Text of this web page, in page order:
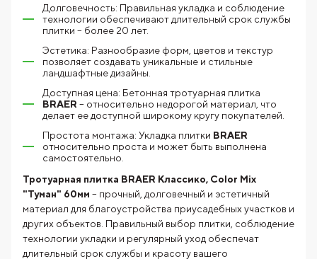
Долговечность: Правильная укладка и соблюдение
технологии обеспечивают длительный срок службы
плитки – более 20 лет.
Эстетика: Разнообразие форм, цветов и текстур
позволяет создавать уникальные и стильные
ландшафтные дизайны.
Доступная цена: Бетонная тротуарная плитка
BRAER – относительно недорогой материал, что
делает ее доступной широкому кругу покупателей.
Простота монтажа: Укладка плитки BRAER
относительно проста и может быть выполнена
самостоятельно.
Тротуарная плитка BRAER Классико, Color Mix
"Туман" 60мм – прочный, долговечный и эстетичный
материал для благоустройства приусадебных участков и
других объектов. Правильный выбор плитки, соблюдение
технологии укладки и регулярный уход обеспечат
длительный срок службы и красоту вашего